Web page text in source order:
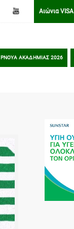
Αιώνια VISA
ΑΚΑΔΗΜΙΑΣ 2026